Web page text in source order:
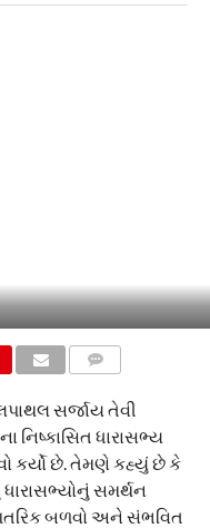
સર્જાય તેવી
ધારાસભ્ય
કર્યો છે. તેમણે કહ્યું છે કે
સમર્થન
બળવો અને સંભવિત